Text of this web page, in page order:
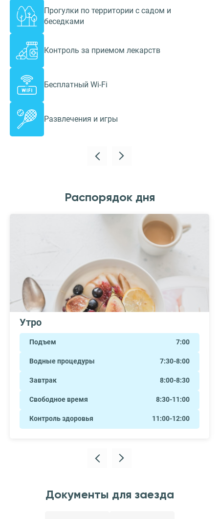
Прогулки по территории с садом и
беседками
Контроль за приемом лекарств
Бесплатный Wi-Fi
Развлечения и игры
Распорядок дня
Утро
Подъем 7:00
Водные процедуры 7:30-8:00
Завтрак 8:00-8:30
Свободное время 8:30-11:00
Контроль здоровья 11:00-12:00
Документы для заезда